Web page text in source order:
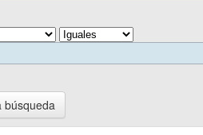
búsqueda